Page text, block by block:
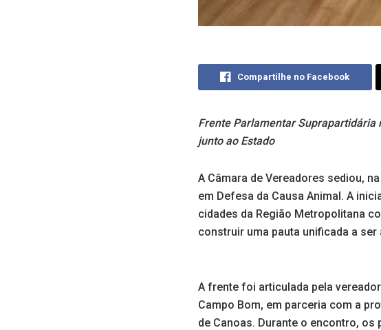
Compartilhe no Facebook
Frente Parlamentar
junto ao Estado
A Câmara de Vereadores sediou,
em Defesa da Causa Animal. A
cidades da Região Metropolitana
construir uma pauta unificada a
A frente foi articulada pela
Campo Bom, em parceria com a
de Canoas. Durante o encontro,